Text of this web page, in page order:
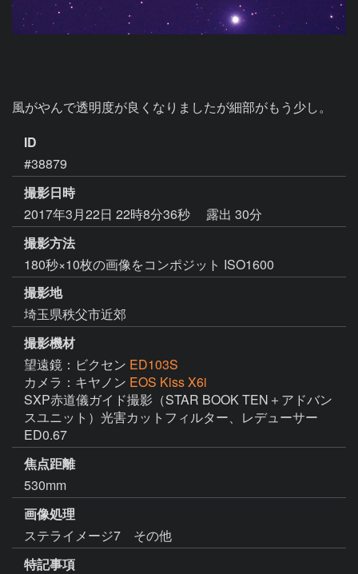
風がやんで透明度が良くなりましたが細部がもう少し。
ID
#38879
撮影日時
2017年3月22日 22時8分36秒
露出 30分
撮影方法
180秒×10枚の画像をコンポジット ISO1600
撮影地
埼玉県秩父市近郊
撮影機材
望遠鏡：ビクセン ED103S
カメラ：キヤノン EOS Kiss X6i
SXP赤道儀ガイド撮影（STAR BOOK TEN＋アドバン
スユニット）光害カットフィルター、レデューサー
ED0.67
焦点距離
530mm
画像処理
ステライメージ7　その他
特記事項